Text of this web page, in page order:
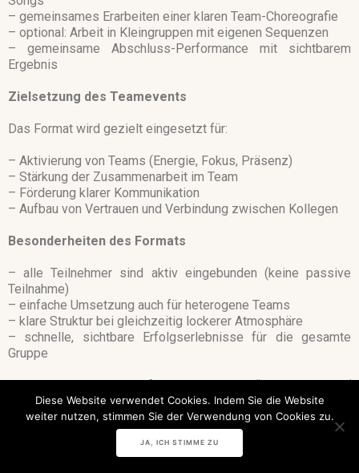
– gemeinsames Erarbeiten einer klaren Team-Choreografie
– optional: Arbeit in Kleingruppen mit eigenen Sequenzen
– gemeinsame Abschluss-Performance mit sichtbarem
Ergebnis
Zielsetzung des Teamevents
Das Format wird gezielt eingesetzt für:
– Aktivierung von Teams (Energie, Fokus, Präsenz)
– Stärkung der Zusammenarbeit im Team
– Förderung klarer Kommunikation
– Aufbau von Vertrauen und Verbindung zwischen Kollegen
Besonderheiten des Formats
– alle Teilnehmer sind aktiv eingebunden (keine passive
Teilnahme)
– einfache Umsetzung auch für heterogene Teams
– klare Struktur bei gleichzeitig lockerer Atmosphäre
– schnelle, sichtbare Erfolgserlebnisse für die gesamte
Gruppe
Teamdynamik, Aktivierung und Verbindung.
Diese Website verwendet Cookies. Indem Sie die Website
weiter nutzen, stimmen Sie der Verwendung von Cookies zu.
JA, ICH STIMME ZU